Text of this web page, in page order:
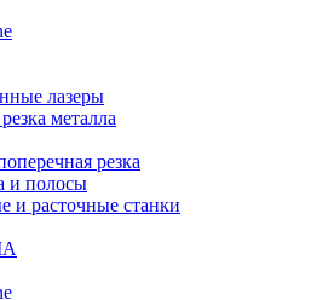
лазеры
металла
резка
и полосы
и расточные станки